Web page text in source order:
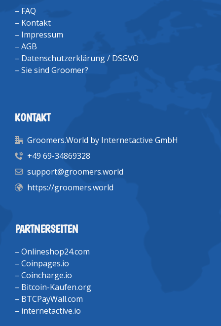
– FAQ
– Kontakt
– Impressum
– AGB
– Datenschutzerklärung / DSGVO
– Sie sind Groomer?
KONTAKT
Groomers.World by Internetactive GmbH
+49 69-34869328
support@groomers.world
https://groomers.world
PARTNERSEITEN
– Onlineshop24.com
– Coinpages.io
– Coincharge.io
– Bitcoin-Kaufen.org
– BTCPayWall.com
– internetactive.io